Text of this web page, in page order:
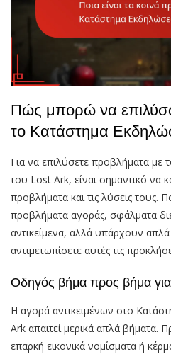
Πώς μπορώ να
το Κατάστημα
Για να επιλύσετε προβλήματα
του Lost Ark, είναι σημαντικό να
προβλήματα και τις λύσεις τους.
προβλήματα αγοράς, σφάλματα
αντικείμενα, αλλά υπάρχουν
αντιμετωπίσετε αυτές τις
Οδηγός βήμα προς βήμα για
Η αγορά αντικειμένων στο
Ark απαιτεί μερικά απλά βήματα.
επαρκή εικονικά νομίσματα ή